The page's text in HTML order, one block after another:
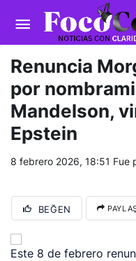
trwin giriş
masterbetting-
tlcasino giriş-betandyou
skyloftsbet
Renuncia
por
Mandelson,
Epstein
8 febrero 2026, 18:51 Fue
BEĞEN
Este 8 de febrero